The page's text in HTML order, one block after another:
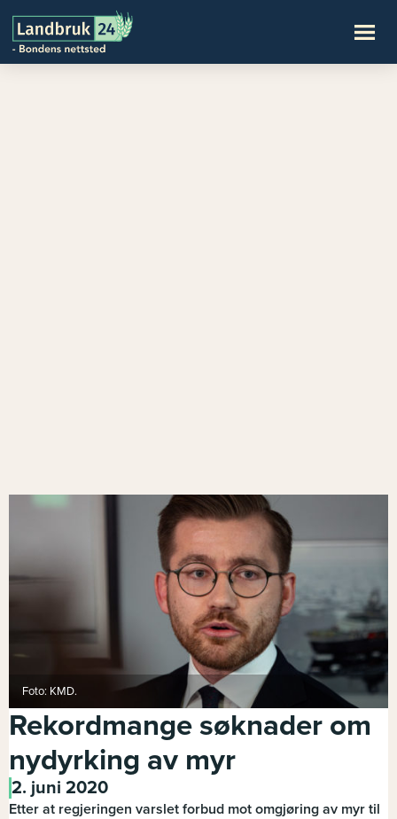
Foto: KMD.
Rekordmange søknader om
nydyrking av myr
2. juni 2020
Etter at regjeringen varslet forbud mot omgjøring av myr til